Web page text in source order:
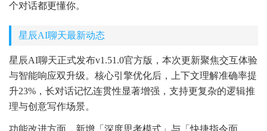
个对话都更懂你。
星辰AI聊天最新动态
星辰AI聊天正式发布v1.51.0官方版，本次更新聚焦交互体验
与智能响应双升级。核心引擎优化后，上下文理解准确率提
升23%，长对话记忆连贯性显著增强，支持更复杂的逻辑推
理与创意写作场景。
功能改进方面，新增「深度思考模式」与「快捷指令面